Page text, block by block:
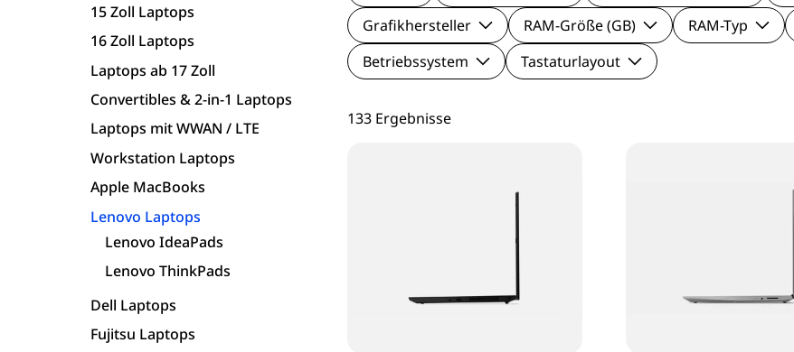
Lenovo Laptops
Fujitsu Laptops
Microsoft Surface
HP Laptops
Acer Laptops
Zubehör
15 Zoll Laptops
16 Zoll Laptops
Laptops ab 17 Zoll
Convertibles & 2-in-1 Laptops
Laptops mit WWAN / LTE
Workstation Laptops
Apple MacBooks
Lenovo Laptops
Lenovo IdeaPads
Lenovo ThinkPads
Dell Laptops
Fujitsu Laptops
Grafikhersteller
RAM-Größe (GB) RAM-Typ
Betriebssystem
Tastaturlayout
133 Ergebnisse